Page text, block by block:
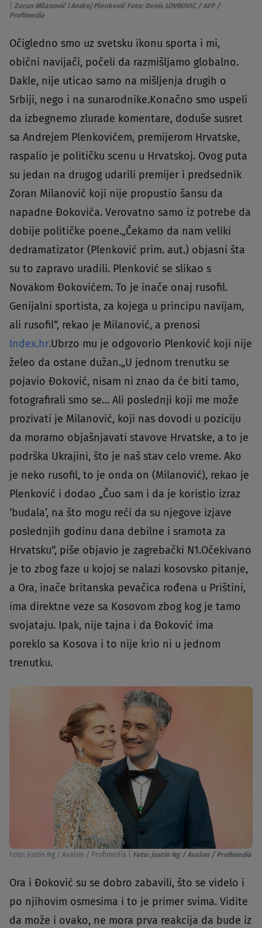
Zoran Milanović i Andrej Plenković Foto: Denis LOVROVIC / AFP /
Profimedia
Očigledno smo uz svetsku ikonu sporta i mi,
obični navijači, počeli da razmišljamo globalno.
Dakle, nije uticao samo na mišljenja drugih o
Srbiji, nego i na sunarodnike.Konačno smo uspeli
da izbegnemo zlurade komentare, doduše susret
sa Andrejem Plenkovićem, premijerom Hrvatske,
raspalio je političku scenu u Hrvatskoj. Ovog puta
su jedan na drugog udarili premijer i predsednik
Zoran Milanović koji nije propustio šansu da
napadne Đokovića. Verovatno samo iz potrebe da
dobije političke poene.„Čekamo da nam veliki
dedramatizator (Plenković prim. aut.) objasni šta
su to zapravo uradili. Plenković se slikao s
Novakom Đokovićem. To je inače onaj rusofil.
Genijalni sportista, za kojega u principu navijam,
ali rusofil“, rekao je Milanović, a prenosi
Index.hr.Ubrzo mu je odgovorio Plenković koji nije
želeo da ostane dužan.„U jednom trenutku se
pojavio Đoković, nisam ni znao da će biti tamo,
fotografirali smo se… Ali poslednji koji me može
prozivati je Milanović, koji nas dovodi u poziciju
da moramo objašnjavati stavove Hrvatske, a to je
podrška Ukrajini, što je naš stav celo vreme. Ako
je neko rusofil, to je onda on (Milanović), rekao je
Plenković i dodao „Čuo sam i da je koristio izraz
‘budala’, na što mogu reći da su njegove izjave
poslednjih godinu dana debilne i sramota za
Hrvatsku“, piše objavio je zagrebački N1.Očekivano
je to zbog faze u kojoj se nalazi kosovsko pitanje,
a Ora, inače britanska pevačica rođena u Prištini,
ima direktne veze sa Kosovom zbog kog je tamo
svojataju. Ipak, nije tajna i da Đoković ima
poreklo sa Kosova i to nije krio ni u jednom
trenutku.
Foto: Justin Ng / Avalon / Profimedia Foto: Justin Ng / Avalon / Profimedia
Ora i Đoković su se dobro zabavili, što se videlo i
po njihovim osmesima i to je primer svima. Vidite
da može i ovako, ne mora prva reakcija da bude iz